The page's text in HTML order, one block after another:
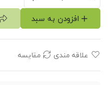
افزودن به سبد
علاقه مندی مقایسه